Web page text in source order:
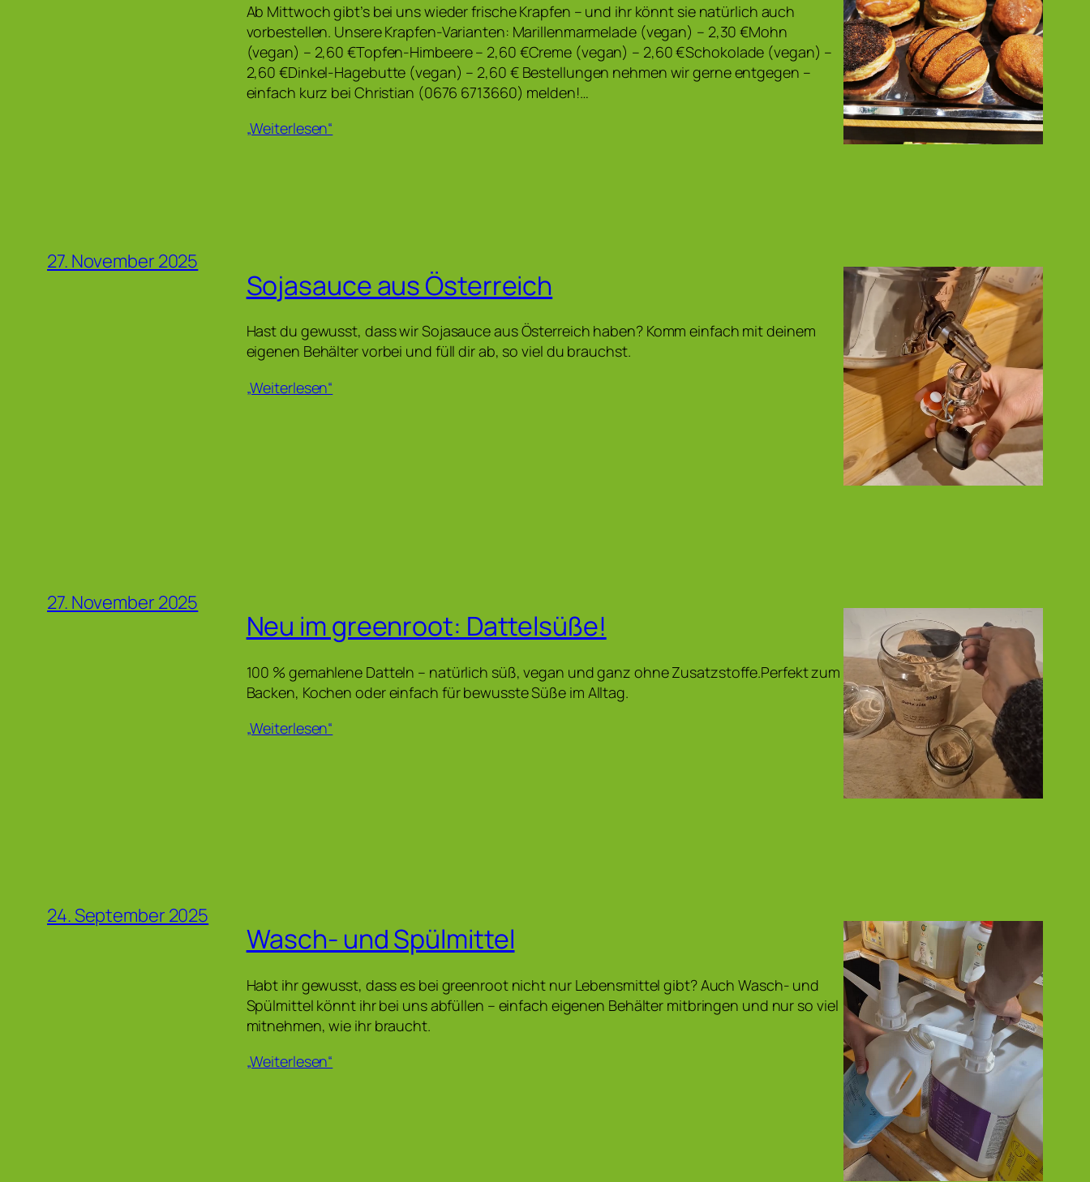
Ab Mittwoch gibt’s bei uns wieder frische Krapfen – und ihr könnt sie natürlich auch
vorbestellen. Unsere Krapfen-Varianten: Marillenmarmelade (vegan) – 2,30 €Mohn
(vegan) – 2,60 €Topfen-Himbeere – 2,60 €Creme (vegan) – 2,60 €Schokolade (vegan) –
2,60 €Dinkel-Hagebutte (vegan) – 2,60 € Bestellungen nehmen wir gerne entgegen –
einfach kurz bei Christian (0676 6713660) melden!…
„Weiterlesen“
27. November 2025
Sojasauce aus Österreich
Hast du gewusst, dass wir Sojasauce aus Österreich haben? Komm einfach mit deinem
eigenen Behälter vorbei und füll dir ab, so viel du brauchst.
„Weiterlesen“
27. November 2025
Neu im greenroot: Dattelsüße!
100 % gemahlene Datteln – natürlich süß, vegan und ganz ohne Zusatzstoffe.Perfekt zum
Backen, Kochen oder einfach für bewusste Süße im Alltag.
„Weiterlesen“
24. September 2025
Wasch- und Spülmittel
Habt ihr gewusst, dass es bei greenroot nicht nur Lebensmittel gibt? Auch Wasch- und
Spülmittel könnt ihr bei uns abfüllen – einfach eigenen Behälter mitbringen und nur so viel
mitnehmen, wie ihr braucht.
„Weiterlesen“